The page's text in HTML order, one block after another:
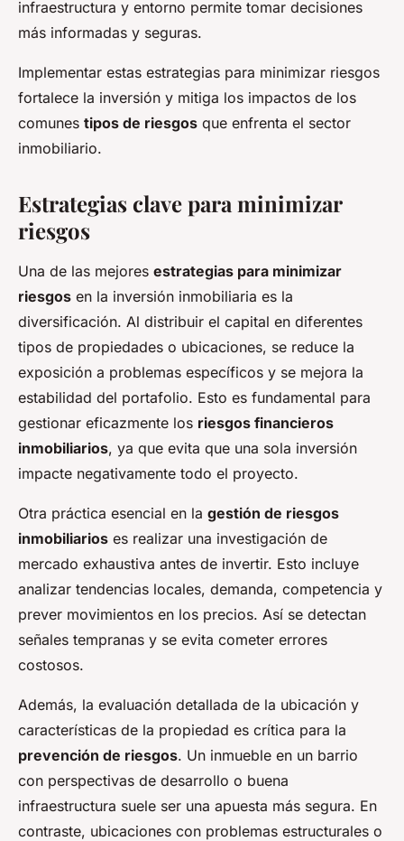
infraestructura y entorno permite tomar decisiones
más informadas y seguras.
Implementar estas estrategias para minimizar riesgos
fortalece la inversión y mitiga los impactos de los
comunes tipos de riesgos que enfrenta el sector
inmobiliario.
Estrategias clave para minimizar
riesgos
Una de las mejores estrategias para minimizar
riesgos en la inversión inmobiliaria es la
diversificación. Al distribuir el capital en diferentes
tipos de propiedades o ubicaciones, se reduce la
exposición a problemas específicos y se mejora la
estabilidad del portafolio. Esto es fundamental para
gestionar eficazmente los riesgos financieros
inmobiliarios, ya que evita que una sola inversión
impacte negativamente todo el proyecto.
Otra práctica esencial en la gestión de riesgos
inmobiliarios es realizar una investigación de
mercado exhaustiva antes de invertir. Esto incluye
analizar tendencias locales, demanda, competencia y
prever movimientos en los precios. Así se detectan
señales tempranas y se evita cometer errores
costosos.
Además, la evaluación detallada de la ubicación y
características de la propiedad es crítica para la
prevención de riesgos. Un inmueble en un barrio
con perspectivas de desarrollo o buena
infraestructura suele ser una apuesta más segura. En
contraste, ubicaciones con problemas estructurales o